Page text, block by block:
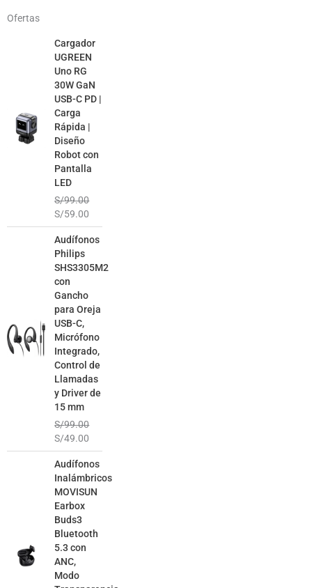
Ofertas
Cargador
UGREEN
Uno RG
30W GaN
USB-C PD |
Carga
Rápida |
Diseño
Robot con
Pantalla
LED
S/99.00
precio
S/59.00
Audífonos
Philips
SHS3305M2
con
Gancho
para Oreja
USB-C,
Micrófono
Integrado,
Control de
Llamadas
y Driver de
15 mm
S/99.00
precio
original
S/99.00.
S/49.00
Audífonos
Inalámbricos
MOVISUN
Earbox
Buds3
Bluetooth
5.3 con
ANC,
Modo
precio
era:
S/129.00.
precio